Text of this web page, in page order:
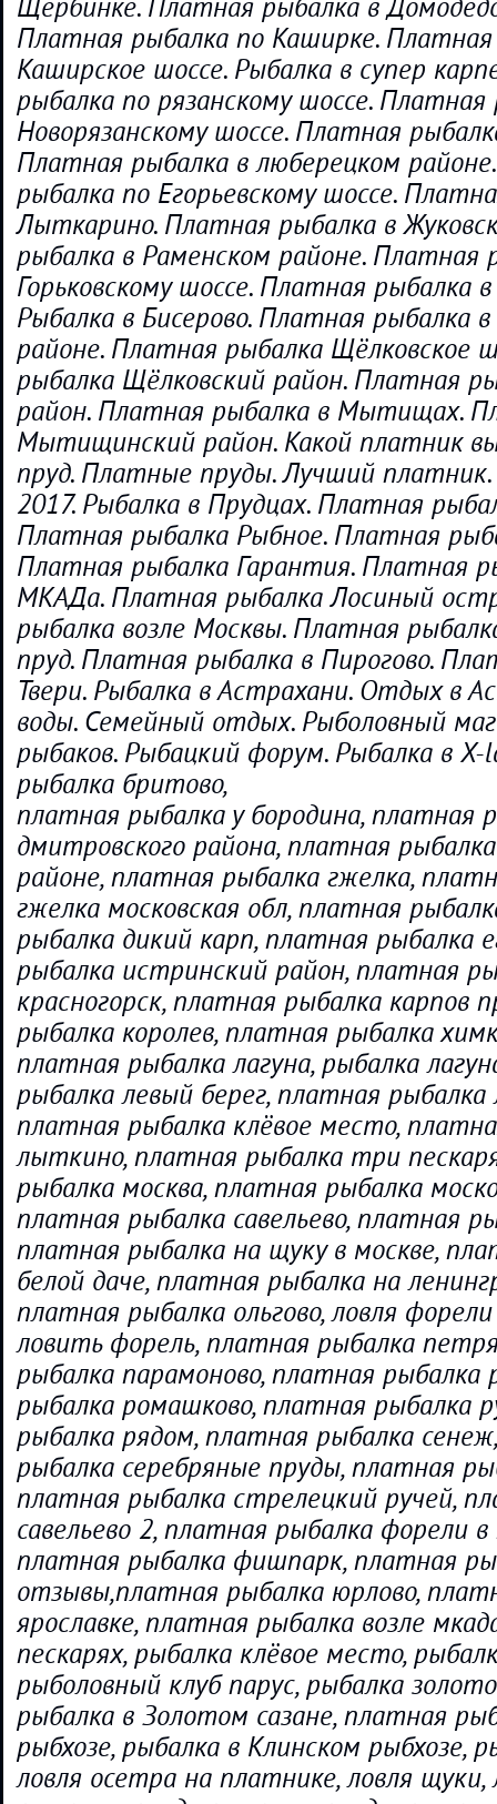
Щербинке. Платная рыбалка в
Платная рыбалка по Каширке. Платная
Каширское шоссе. Рыбалка в супер
рыбалка по рязанскому шоссе. Платная
Новорязанскому шоссе. Платная
Платная рыбалка в люберецком
рыбалка по Егорьевскому шоссе.
Лыткарино. Платная рыбалка в
рыбалка в Раменском районе. Платная
Горьковскому шоссе. Платная рыбалка в
Рыбалка в Бисерово. Платная рыбалка
районе. Платная рыбалка Щёлковское
рыбалка Щёлковский район. Платная
район. Платная рыбалка в Мытищах.
Мытищинский район. Какой платник
пруд. Платные пруды. Лучший
2017. Рыбалка в Прудцах. Платная
Платная рыбалка Рыбное. Платная
Платная рыбалка Гарантия. Платная
МКАДа. Платная рыбалка Лосиный
рыбалка возле Москвы. Платная
пруд. Платная рыбалка в Пирогово.
Твери. Рыбалка в Астрахани. Отдых в
воды. Семейный отдых. Рыболовный
рыбаков. Рыбацкий форум. Рыбалка в
рыбалка бритово,
платная рыбалка у бородина, платная
дмитровского района, платная
районе, платная рыбалка гжелка,
гжелка московская обл, платная
рыбалка дикий карп, платная рыбалка
рыбалка истринский район, платная
красногорск, платная рыбалка карпов
рыбалка королев, платная рыбалка
платная рыбалка лагуна, рыбалка
рыбалка левый берег, платная
платная рыбалка клёвое место,
лыткино, платная рыбалка три
рыбалка москва, платная рыбалка
платная рыбалка савельево, платная
платная рыбалка на щуку в москве,
белой даче, платная рыбалка на
платная рыбалка ольгово, ловля
ловить форель, платная рыбалка
рыбалка парамоново, платная рыбалка
рыбалка ромашково, платная рыбалка
рыбалка рядом, платная рыбалка
рыбалка серебряные пруды, платная
платная рыбалка стрелецкий ручей,
савельево 2, платная рыбалка форели в
платная рыбалка фишпарк, платная
отзывы,платная рыбалка юрлово,
ярославке, платная рыбалка возле
пескарях, рыбалка клёвое место,
рыболовный клуб парус, рыбалка
рыбалка в Золотом сазане, платная
рыбхозе, рыбалка в Клинском рыбхозе,
ловля осетра на платнике, ловля щуки,